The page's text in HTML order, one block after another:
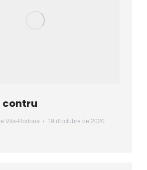
contru
Vila-Rodona 19 d'octubre de 2020